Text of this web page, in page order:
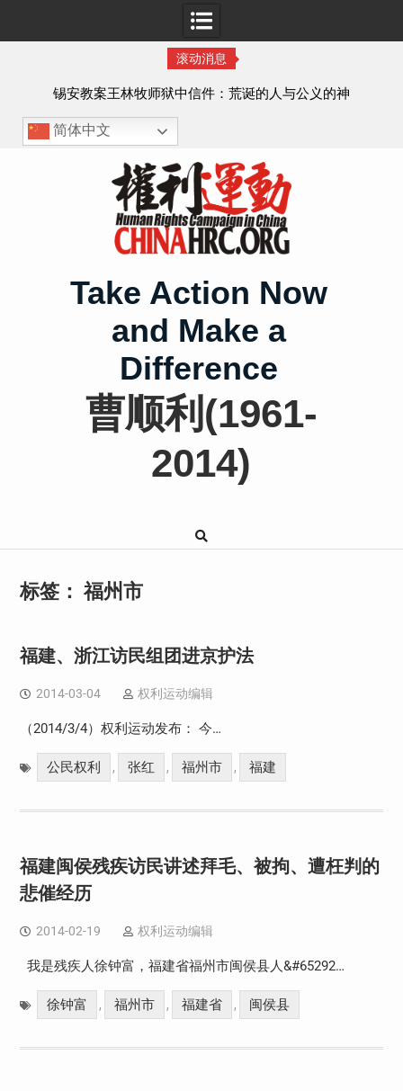
滚动消息
锡安教案王林牧师狱中信件：荒诞的人与公义的神
简体中文
Take Action Now
and Make a
Difference
曹顺利(1961-
2014)
标签：福州市
福建、浙江访民组团进京护法
2014-03-04 权利运动编辑
（2014/3/4）权利运动发布： 今…
公民权利 , 张红 , 福州市 , 福建
福建闽侯残疾访民讲述拜毛、被拘、遭枉判的
悲催经历
2014-02-19 权利运动编辑
我是残疾人徐钟富，福建省福州市闽侯县人&#65292…
徐钟富 , 福州市 , 福建省 , 闽侯县